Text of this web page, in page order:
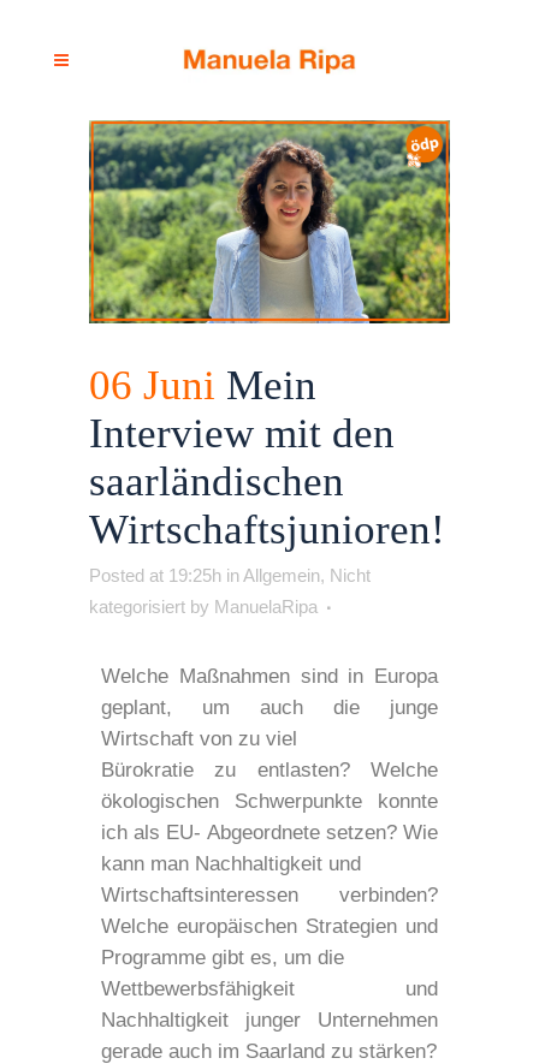
06 Juni Mein
Interview mit den
saarländischen
Wirtschaftsjunioren!
Posted at 19:25h inAllgemein, Nicht
kategorisiert by ManuelaRipa
Welche Maßnahmen sind in Europa
geplant, um auch die junge
Wirtschaft von zu viel
Bürokratie zu entlasten? Welche
ökologischen Schwerpunkte konnte
ich als EU- Abgeordnete setzen? Wie
kann man Nachhaltigkeit und
Wirtschaftsinteressen verbinden?
Welche europäischen Strategien und
Programme gibt es, um die
Wettbewerbsfähigkeit und
Nachhaltigkeit junger Unternehmen
gerade auch im Saarland zu stärken?